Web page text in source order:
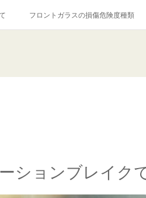
フロントガラスの損傷危険度種類
ションブレイク